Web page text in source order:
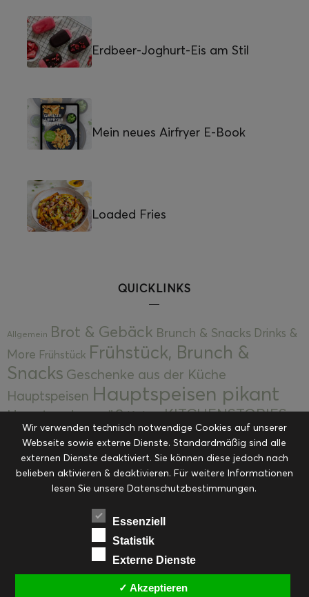
Erdbeer-Joghurt-Eis am Stil
Mein neues Airfryer E-Book
Loaded Fries
QUICKLINKS
Allgemein Brot & Gebäck Brunch & Snacks Drinks &
More Frühstück Frühstück, Brunch &
Snacks Geschenke aus der Küche
Hauptspeisen Hauptspeisen pikant
Hauptspeisen süßKekseKITCHENSTORIES
Kuchen, Torten & Desserts Kuchen und
Desserts Kulinarik Kulinarische Mitbringsel &
Eingemachtes Ohne Kategorie Ostern Resteküche
RezepteSaisonalSliderStartseite
Suppen, Salate & Vorspeisen
Vorspeisen, Salate & Suppen
Weihnachten Workshops & Events
Wir verwenden technisch notwendige Cookies auf unserer
Webseite sowie externe Dienste. Standardmäßig sind alle
externen Dienste deaktiviert. Sie können diese jedoch nach
belieben aktivieren & deaktivieren. Für weitere Informationen
lesen Sie unsere Datenschutzbestimmungen.
Essenziell
Statistik
Externe Dienste
✓ Akzeptieren